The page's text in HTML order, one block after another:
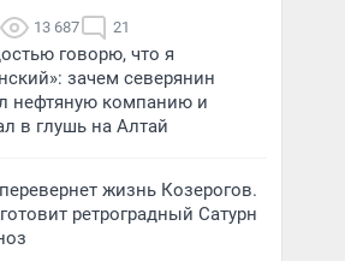
13 687 21
говорю, что я
зачем северянин
нефтяную компанию и
в глушь на Алтай
жизнь Козерогов.
ретроградный Сатурн